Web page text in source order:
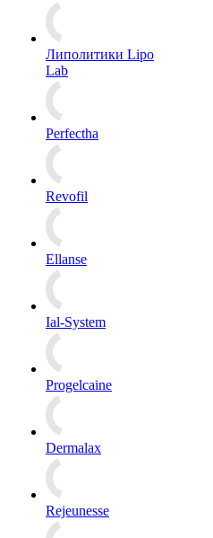
Липолитики Lipo
Lab
Perfectha
Revofil
Ellanse
Ial-System
Progelcaine
Dermalax
Rejeunesse